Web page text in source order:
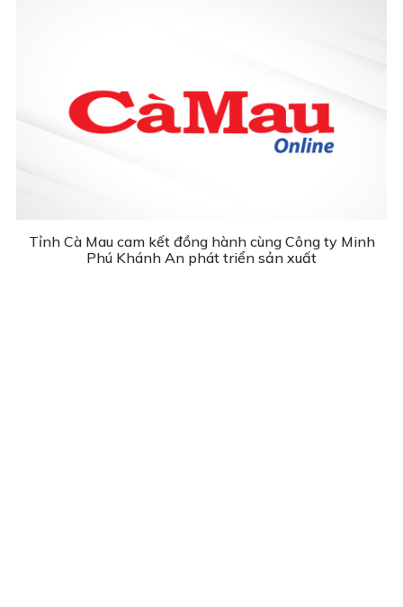
Tỉnh Cà Mau cam kết đồng hành cùng Công ty Minh
Phú Khánh An phát triển sản xuất